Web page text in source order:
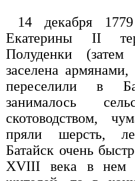
14 декабря
Екатерины II
Полуденки
заселена
переселили в
занималось
скотоводством,
пряли шерсть,
Батайск очень
XVIII века в нем